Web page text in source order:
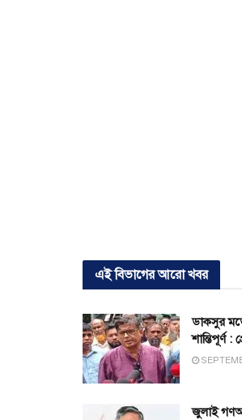
এই বিভাগের আরো খবর
ডাকসুর
শান্তিপূর্ণ :
জুলাই